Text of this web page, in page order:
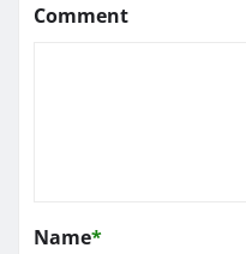
Comment
Name*